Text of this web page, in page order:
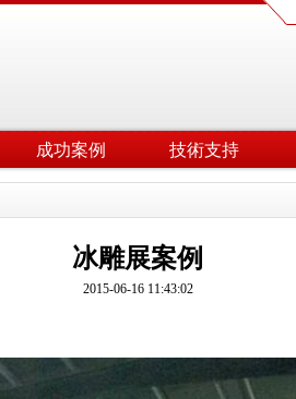
成功案例 技術支持
冰雕展案例
2015-06-16 11:43:02